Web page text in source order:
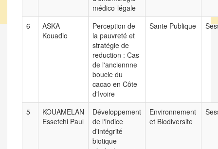
médico-légale
6
ASKA
Kouadio
Perception de
la pauvreté et
stratégie de
reduction : Cas
de l'anciennne
boucle du
cacao en Côte
d'Ivoire
Sante Publique
5
KOUAMELAN
Essetchi Paul
Développement
de l'indice
d'intégrité
biotique
Environnement
et Biodiversite